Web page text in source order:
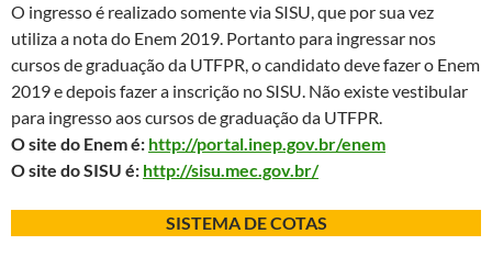
O ingresso é realizado somente via SISU, que por sua vez
utiliza a nota do Enem 2019. Portanto para ingressar nos
cursos de graduação da UTFPR, o candidato deve fazer o Enem
2019 e depois fazer a inscrição no SISU. Não existe vestibular
para ingresso aos cursos de graduação da UTFPR.
O site do Enem é: http://portal.inep.gov.br/enem
O site do SISU é: http://sisu.mec.gov.br/
SISTEMA DE COTAS